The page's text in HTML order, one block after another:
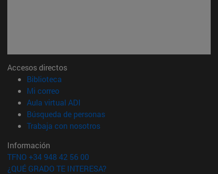
Accesos directos
Biblioteca
Mi correo(abre en nueva ventana)
Aula virtual ADI
Búsqueda de personas(abre en nueva ventana)
Trabaja con nosotros(abre en nueva ventana)
Información
TFNO +34 948 42 56 00
¿QUÉ GRADO TE INTERESA?